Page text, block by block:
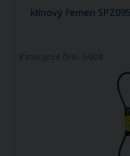
klínový řemen
Katalogové číslo: 34828